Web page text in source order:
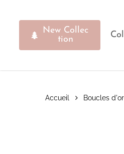
New Collec
tion
Accueil Boucles